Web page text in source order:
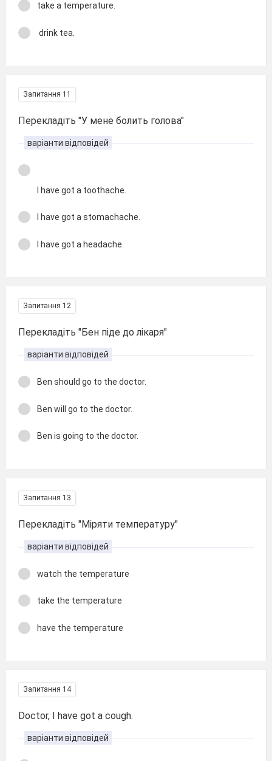
take a temperature.
drink tea.
Запитання 11
Перекладіть "У мене болить голова"
варіанти відповідей
I have got a toothache.
I have got a stomachache.
I have got a headache.
Запитання 12
Перекладіть "Бен піде до лікаря"
варіанти відповідей
Ben should go to the doctor.
Ben will go to the doctor.
Ben is going to the doctor.
Запитання 13
Перекладіть "Міряти температуру"
варіанти відповідей
watch the temperature
take the temperature
have the temperature
Запитання 14
Doctor, I have got a cough.
варіанти відповідей